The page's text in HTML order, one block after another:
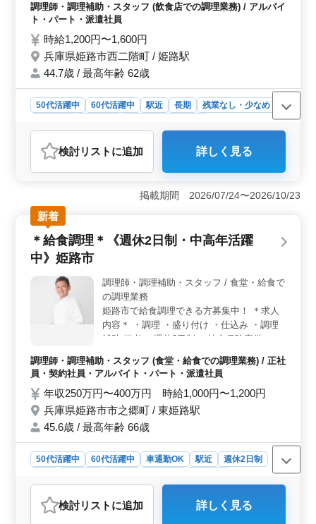
洗浄、清掃 ・管理業務、運営業務 ※就業時
間・日数により加入保険は異なります。 ※
年次有給休暇については採用時付与（付与日
数は採用月による） ※ユニフォーム貸与 ※
ワイン勉強会あり ※レクリエーションあり
事券（33,000円分支給） ※賞与は、業績に
より支給 業務内容、勤務体系に希望があれ
調理師・調理補助・スタッフ (飲食店での調理業務) / アルバイ
ト・パート・派遣社員
時給1,200円〜1,600円
兵庫県姫路市西二階町 / 姫路駅
44.7歳 / 最高年齢 62歳
50代活躍中 60代活躍中 駅近 長期
残業なし・少なめ
おすすめポイント
＜職場環境の魅力＞ 兵庫県姫路市の飲食店で、駅近で
通勤に便利な立地です。ユニフォームが貸与され、ワイ
ン勉強会やレクリエーションなどの楽しみもあるため、
働きやすい環境が整っています。 ＜柔軟な勤務形態
＞ アルバイト・パート・派遣社員のいずれも募集して
おり、週3〜5日のシフト制で働けます。就業時間も10時
00分〜22時00分の間で相談に応じるため、自分のライフ
利厚生＞ 時給1,200円〜1,600円で、業績に応じて賞与
も支給されます。雇用・労災・健康・厚生保険も完備さ
れており、福利厚生が充実しています。
検討リスト に追加 詳しく見る
掲載期間 2026/07/24〜2026/10/23
新着
＊給食調理＊《週休2日制・中高年活躍
中》姫路市
調理師・調理補助・スタッフ / 食堂・給食で
の調理業務
姫路市で給食調理できる方募集中！ ＊求人
内容＊ ・調理 ・盛り付け ・仕込み ・調理
補助 備考 ・週休2日制 ・社会保険完備 ・勤
今まで培ってきた経験を若手に教えていきま
せんか？ ご応募お待ちしております♪
調理師・調理補助・スタッフ (食堂・給食での調理業務) / 正社
員・契約社員・アルバイト・パート・派遣社員
年収250万円〜400万円 時給1,000円〜1,200円
兵庫県姫路市市之郷町 / 東姫路駅
45.6歳 / 最高年齢 66歳
50代活躍中 60代活躍中 車通勤OK 駅近
週休2日制
調理師・調理補助・スタッフ
おすすめポイント
検討リスト に追加 詳しく見る